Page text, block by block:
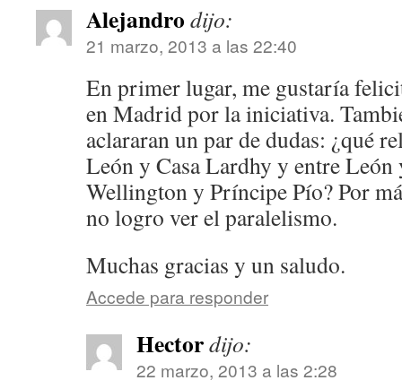
Alejandro dijo:
21 marzo, 2013 a las 22:40
En primer lugar, me gustaría
en Madrid por la iniciativa.
aclararan un par de dudas: ¿qué
León y Casa Lardhy y entre León
Wellington y Príncipe Pío? Por
no logro ver el paralelismo.
Muchas gracias y un saludo.
Accede para responder
Hectordijo:
22 marzo, 2013 a las 2:28